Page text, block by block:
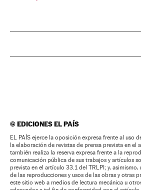
©EDICIONES EL PAÍS
EL PAÍS ejerce la oposición expresa frente al uso
la elaboración de revistas de prensa prevista en el
también realiza la reserva expresa frente a la
comunicación pública de sus trabajos y artículos
prevista en el artículo 33.1 del TRLPI; y, asimismo,
de las reproducciones y usos de las obras y otras
este sitio web a medios de lectura mecánica u